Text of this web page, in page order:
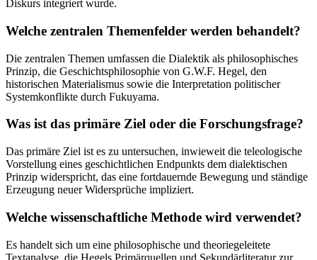
Diskurs integriert wurde.
Welche zentralen Themenfelder werden behandelt?
Die zentralen Themen umfassen die Dialektik als philosophisches
Prinzip, die Geschichtsphilosophie von G.W.F. Hegel, den
historischen Materialismus sowie die Interpretation politischer
Systemkonflikte durch Fukuyama.
Was ist das primäre Ziel oder die Forschungsfrage?
Das primäre Ziel ist es zu untersuchen, inwieweit die teleologische
Vorstellung eines geschichtlichen Endpunkts dem dialektischen
Prinzip widerspricht, das eine fortdauernde Bewegung und ständige
Erzeugung neuer Widersprüche impliziert.
Welche wissenschaftliche Methode wird verwendet?
Es handelt sich um eine philosophische und theoriegeleitete
Textanalyse, die Hegels Primärquellen und Sekundärliteratur zur